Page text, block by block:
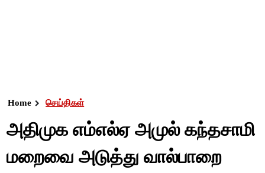
Home செய்திகள்
அதிமுக எம்எல்ஏ அமுல் கந்தசாமி
மறைவை அடுத்து வால்பாறை